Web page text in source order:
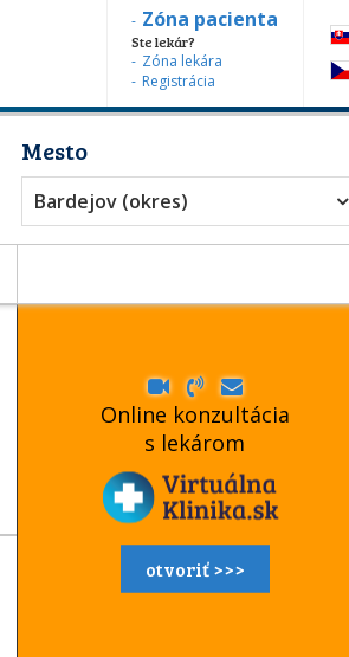
Zóna pacienta
Ste lekár?
Zóna lekára
Registrácia
Mesto
Bardejov (okres)
Online konzultácia
s lekárom
otvoriť >>>